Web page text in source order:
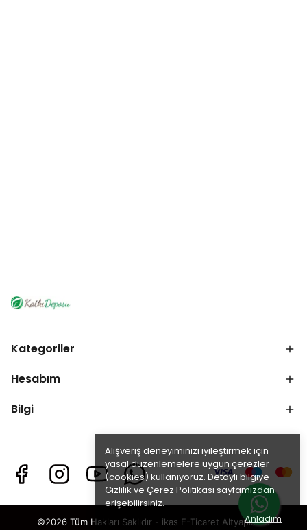
Alışveriş deneyiminizi iyileştirmek için
yasal düzenlemelere uygun çerezler
(cookies) kullanıyoruz. Detaylı bilgiye
Gizlilik ve Çerez Politikası sayfamızdan
erişebilirsiniz.
Anladım
Kategoriler
Hesabım
Bilgi
©2026 Tüm Hakları Saklıdır - ikas E-Ticaret Altyapısı ile